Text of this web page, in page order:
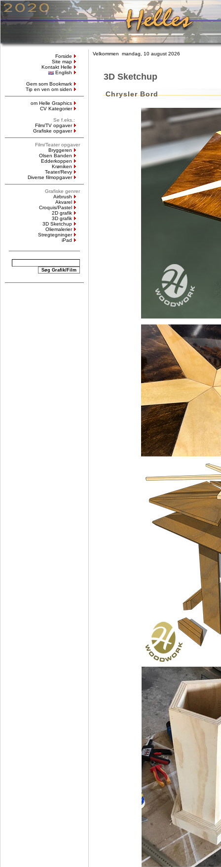
Forside
Site map
Kontakt Helle
English
Gem som Bookmark
Tip en ven om siden
om Helle Graphics
CV Kategorier
Se f.eks.:
Film/TV opgaver
Grafiske opgaver
Film/Teater opgaver
Bryggeren
Olsen Banden
Edderkoppen
Krøniken
Teater/Revy
Diverse filmopgaver
Grafiske genrer
Airbrush
Akvarel
Croquis/Pastel
2D grafik
3D grafik
3D Sketchup
Oliemalerier
Stregtegninger
iPad
Velkommen mandag, 10 august 2026
3D Sketchup
Chrysler Bord